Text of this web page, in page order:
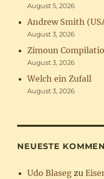
August 5, 2026
Andrew Smith
August 3, 2026
Zimoun
August 3, 2026
Welch ein Zufall
August 3, 2026
NEUESTE
Udo Blaseg zu